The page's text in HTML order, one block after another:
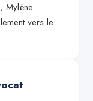
Mylène
vers le